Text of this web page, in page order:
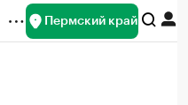
Пермский край